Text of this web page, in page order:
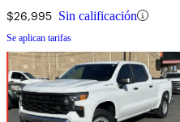
$26,995 Sin calificación
Se aplican tarifas